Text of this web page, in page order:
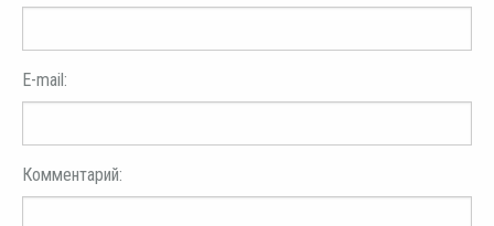
E-mail:
Комментарий: